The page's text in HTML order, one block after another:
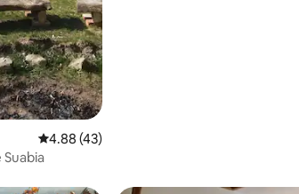
Calificación promedio: 4.88 de 5; 43
4.88 (43)